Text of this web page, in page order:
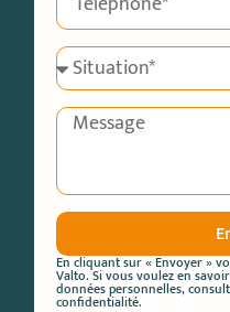
En cliquant sur « Envoyer »
Valto. Si vous voulez en
données personnelles,
confidentialité.